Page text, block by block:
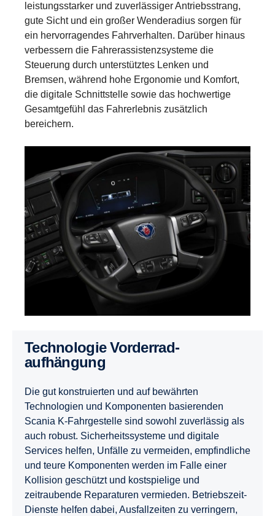
leistungsstarker und zuverlässiger Antriebsstrang,
gute Sicht und ein großer Wenderadius sorgen für
ein hervorragendes Fahrverhalten. Darüber hinaus
verbessern die Fahrerassistenzsysteme die
Steuerung durch unterstütztes Lenken und
Bremsen, während hohe Ergonomie und Komfort,
die digitale Schnittstelle sowie das hochwertige
Gesamtgefühl das Fahrerlebnis zusätzlich
bereichern.
Technologie Vorderrad-
aufhängung
Die gut konstruierten und auf bewährten
Technologien und Komponenten basierenden
Scania K-Fahrgestelle sind sowohl zuverlässig als
auch robust. Sicherheitssysteme und digitale
Services helfen, Unfälle zu vermeiden, empfindliche
und teure Komponenten werden im Falle einer
Kollision geschützt und kostspielige und
zeitraubende Reparaturen vermieden. Betriebszeit-
Dienste helfen dabei, Ausfallzeiten zu verringern,